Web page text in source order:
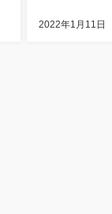
2022年1月11日